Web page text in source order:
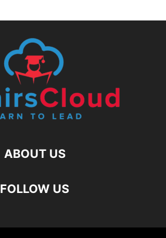
ABOUT US
FOLLOW US